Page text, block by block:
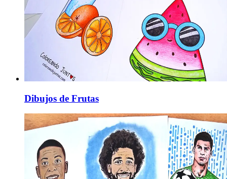
Dibujos de Frutas